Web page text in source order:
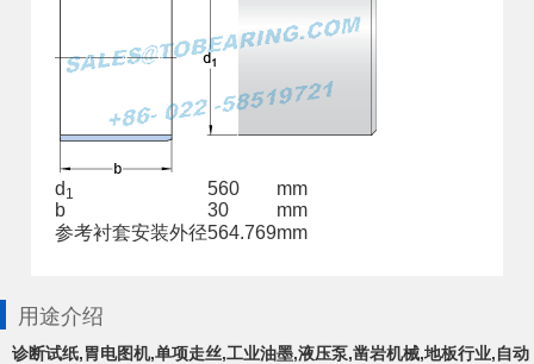
d 1 560
mm
b
30
mm
参考衬套安装外径564.769mm
用途介绍
诊断试纸,胃电图机,单项走丝,工业油墨,液压泵,凿岩机械,地板行业,自动